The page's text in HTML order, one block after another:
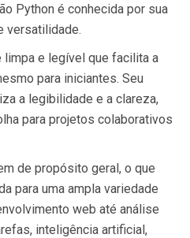
Python é conhecida por sua
versatilidade.
e legível que facilita a
para iniciantes. Seu
a legibilidade e a clareza,
para projetos colaborativos
de propósito geral, o que
para uma ampla variedade
web até análise
inteligência artificial,